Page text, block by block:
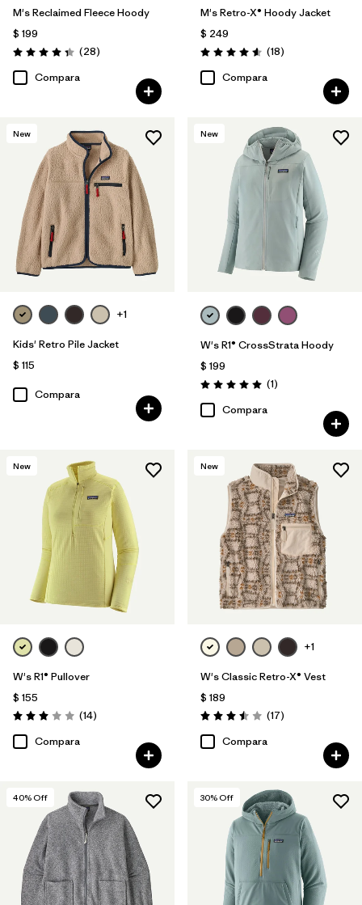
M's Reclaimed Fleece Hoody
$ 199
Valoración: 4.3 / 5
(28Comentarios
)
Compara
M's Retro-X® Hoody Jacket
$ 249
Valoración: 4.6 / 5
(18Comentarios
)
Compara
New
+1
Kids' Retro Pile Jacket
$ 115
Compara
New
W's R1® CrossStrata Hoody
$ 199
Valoración: 5.0 / 5
(1Comentarios
)
Compara
New
W's R1® Pullover
$ 155
Valoración: 3.0 / 5
(14Comentarios
)
Compara
New
+1
W's Classic Retro-X® Vest
$ 189
Valoración: 3.5 / 5
(17Comentarios
)
Compara
40% Off 30% Off